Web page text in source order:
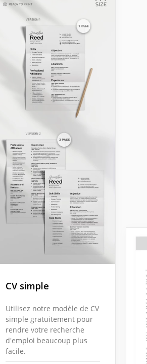
CV simple
Utilisez notre modèle de CV
simple gratuitement pour
rendre votre recherche
d'emploi beaucoup plus
facile.